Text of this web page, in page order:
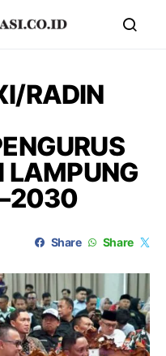
RADIN
LAMPUNG
Share Share